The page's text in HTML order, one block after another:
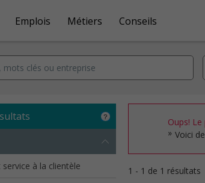
Emplois Métiers Conseils
à la clientèle
Oups!
Voici
1 - 1 de 1 résultats